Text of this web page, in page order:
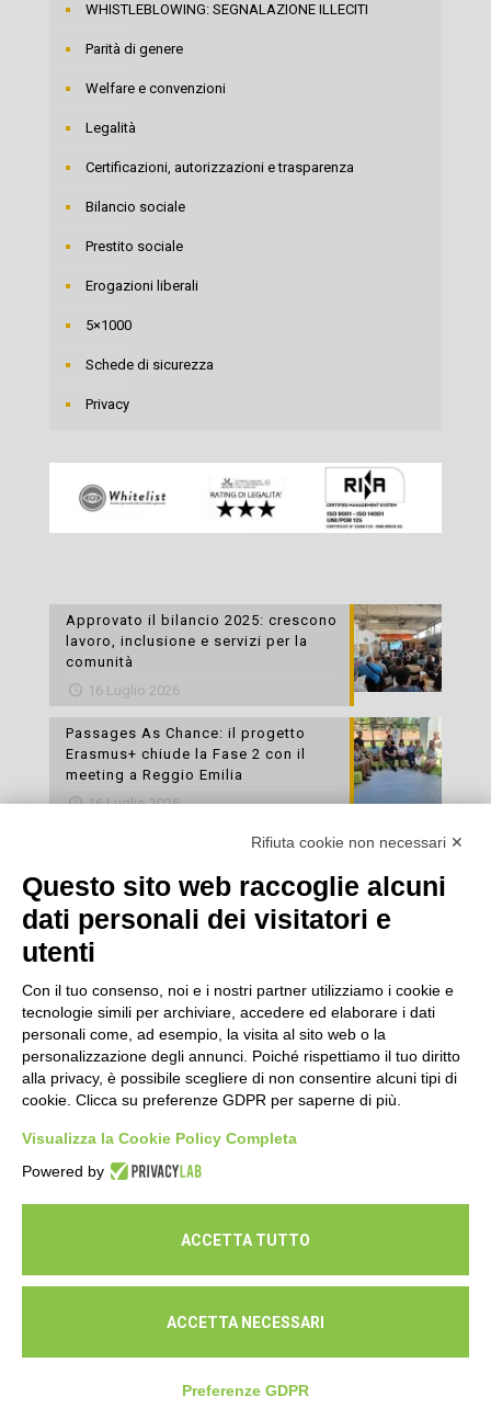
WHISTLEBLOWING: SEGNALAZIONE ILLECITI
Parità di genere
Welfare e convenzioni
Legalità
Certificazioni, autorizzazioni e trasparenza
Bilancio sociale
Prestito sociale
Erogazioni liberali
5×1000
Schede di sicurezza
Privacy
Approvato il bilancio 2025: crescono
lavoro, inclusione e servizi per la
comunità
16 Luglio 2026
Passages As Chance: il progetto
Erasmus+ chiude la Fase 2 con il
meeting a Reggio Emilia
16 Luglio 2026
Esami di laboratorio preventivi
cura della propria salute
16 Luglio 2026
© Cooperativa L'Ovile. Iscr.Reg.Imp.R.E. e P.IVA 01541120356 -
Rifiuta cookie non necessari ✕
Questo sito web raccoglie alcuni
dati personali dei visitatori e
utenti
Con il tuo consenso, noi e i nostri partner utilizziamo i cookie e
tecnologie simili per archiviare, accedere ed elaborare i dati
personali come, ad esempio, la visita al sito web o la
personalizzazione degli annunci. Poiché rispettiamo il tuo diritto
alla privacy, è possibile scegliere di non consentire alcuni tipi di
cookie. Clicca su preferenze GDPR per saperne di più.
Visualizza la Cookie Policy Completa
Powered by
ACCETTA TUTTO
ACCETTA NECESSARI
Preferenze GDPR